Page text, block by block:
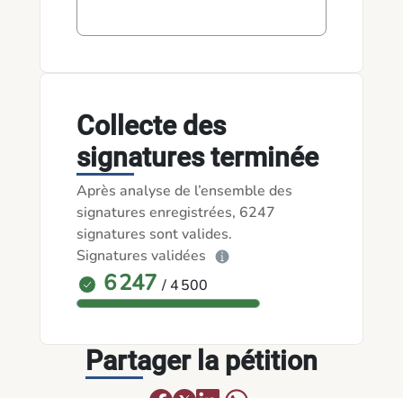
Collecte des
signatures terminée
Après analyse de l’ensemble des
signatures enregistrées, 6247
signatures sont valides.
Signatures validées
6 247 / 4 500
Partager la pétition